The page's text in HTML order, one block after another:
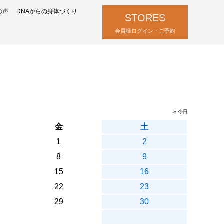
声 DNAからの身体づくり
STORES
会員様ログイン・ご予約
» 今日
金
土
1
2
8
9
15
16
22
23
29
30